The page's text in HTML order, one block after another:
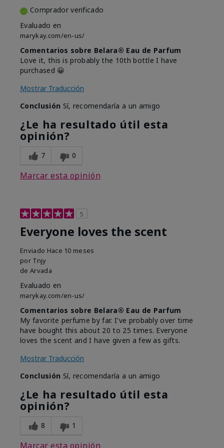
Comprador verificado
Evaluado en
marykay.com/en-us/
Comentarios sobre Belara® Eau de Parfum
Love it, this is probably the 10th bottle I have
purchased 😀
Mostrar Traducción
Conclusión Sí, recomendaría a un amigo
¿Le ha resultado útil esta
opinión?
7 0
Marcar esta opinión
5
Everyone loves the scent
Enviado Hace 10 meses
por Tnjy
de Arvada
Evaluado en
marykay.com/en-us/
Comentarios sobre Belara® Eau de Parfum
My favorite perfume by far. I've probably over time
have bought this about 20 to 25 times. Everyone
loves the scent and I have given a few as gifts.
Mostrar Traducción
Conclusión Sí, recomendaría a un amigo
¿Le ha resultado útil esta
opinión?
8 1
Marcar esta opinión